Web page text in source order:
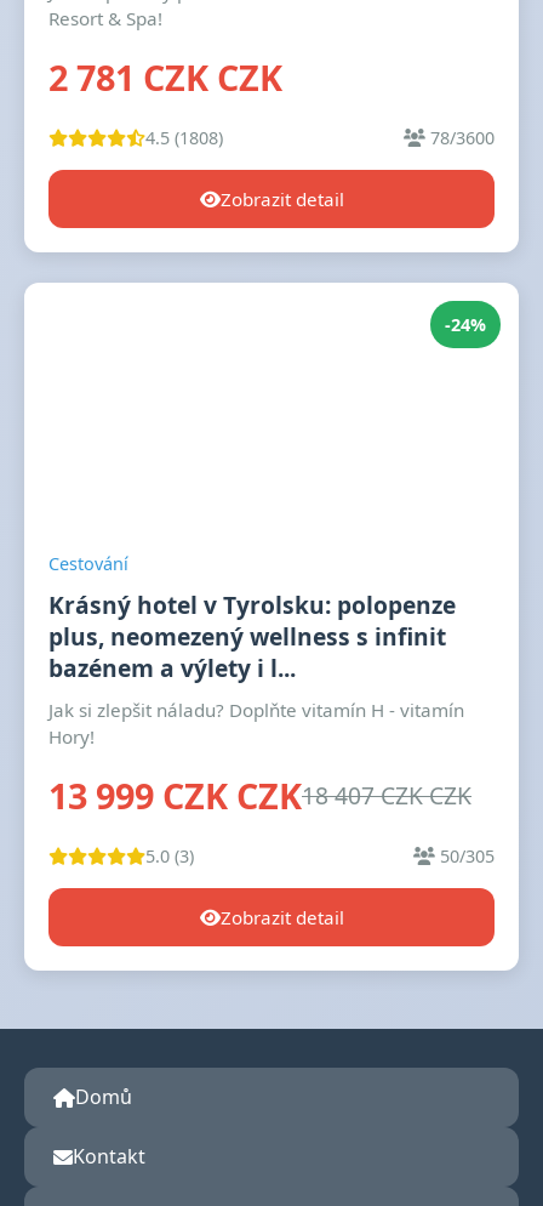
Resort & Spa!
2 781 CZK CZK
4.5 (1808) 78/3600
Zobrazit detail
-24%
Cestování
Krásný hotel v Tyrolsku: polopenze
plus, neomezený wellness s infinit
bazénem a výlety i l...
Jak si zlepšit náladu? Doplňte vitamín H - vitamín
Hory!
13 999 CZK CZK18 407 CZK CZK
5.0 (3) 50/305
Zobrazit detail
Domů
Kontakt